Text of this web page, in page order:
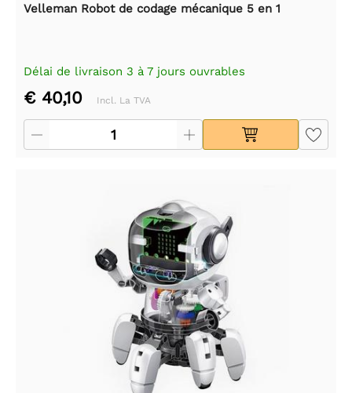
Velleman Robot de codage mécanique 5 en 1
Délai de livraison 3 à 7 jours ouvrables
€ 40,10 Incl. La TVA